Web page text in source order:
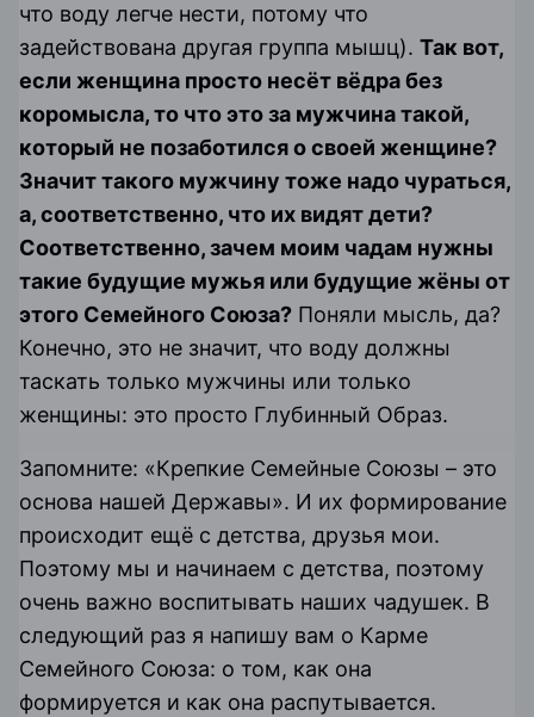
что воду легче нести, потому что
задействована другая группа мышц). Так вот,
если женщина просто несёт вёдра без
коромысла, то что это за мужчина такой,
который не позаботился о своей женщине?
Значит такого мужчину тоже надо чураться,
а, соответственно, что их видят дети?
Соответственно, зачем моим чадам нужны
такие будущие мужья или будущие жёны от
этого Семейного Союза? Поняли мысль, да?
Конечно, это не значит, что воду должны
таскать только мужчины или только
женщины: это просто Глубинный Образ.
Запомните: «Крепкие Семейные Союзы – это
основа нашей Державы». И их формирование
происходит ещё с детства, друзья мои.
Поэтому мы и начинаем с детства, поэтому
очень важно воспитывать наших чадушек. В
следующий раз я напишу вам о Карме
Семейного Союза: о том, как она
формируется и как она распутывается.